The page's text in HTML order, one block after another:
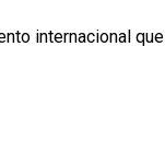
internacional que